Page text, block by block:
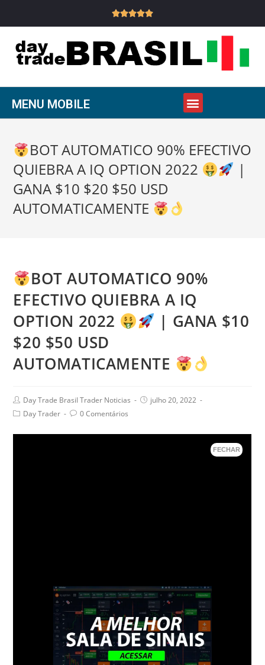

MENU MOBILE
BOT AUTOMATICO 90% EFECTIVO
QUIEBRA A IQ OPTION 2022
|
GANA $10 $20 $50 USD
AUTOMATICAMENTE
BOT AUTOMATICO 90%
EFECTIVO QUIEBRA A IQ
OPTION 2022
| GANA $10
$20 $50 USD
AUTOMATICAMENTE
Day Trade Brasil Trader Noticias
julho 20, 2022
Day Trader
0 Comentários
FECHAR